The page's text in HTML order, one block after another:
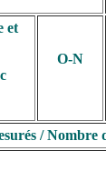
et
O-N
/ Nombre